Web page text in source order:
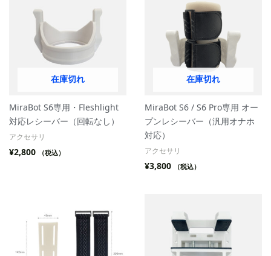
在庫切れ
MiraBot S6専用・Fleshlight
対応レシーバー（回転なし）
アクセサリ
¥2,800 （税込）
在庫切れ
MiraBot S6 / S6 Pro専用 オー
プンレシーバー（汎用オナホ
対応）
アクセサリ
¥3,800 （税込）